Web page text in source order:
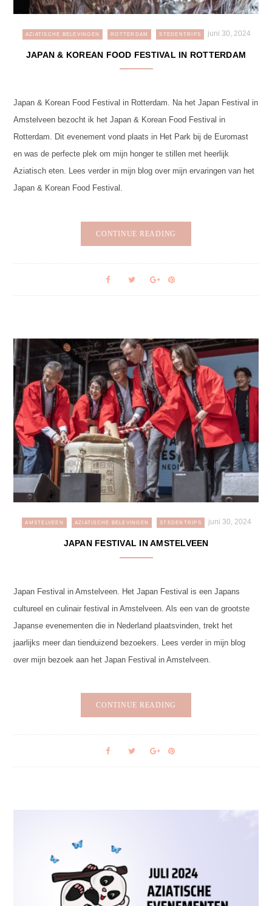
AZIATISCHE BELEVINGEN ROTTERDAM STEDENTRIPS juni 30, 2024
JAPAN & KOREAN FOOD FESTIVAL IN ROTTERDAM
Japan & Korean Food Festival in Rotterdam. Na het Japan Festival in
Amstelveen bezocht ik het Japan & Korean Food Festival in
Rotterdam. Dit evenement vond plaats in Het Park bij de Euromast
en was de perfecte plek om mijn honger te stillen met heerlijk
Aziatisch eten. Lees verder in mijn blog over mijn ervaringen van het
Japan & Korean Food Festival.
CONTINUE READING
AMSTELVEEN AZIATISCHE BELEVINGEN STEDENTRIPS juni 30, 2024
JAPAN FESTIVAL IN AMSTELVEEN
Japan Festival in Amstelveen. Het Japan Festival is een Japans
cultureel en culinair festival in Amstelveen. Als een van de grootste
Japanse evenementen die in Nederland plaatsvinden, trekt het
jaarlijks meer dan tienduizend bezoekers. Lees verder in mijn blog
over mijn bezoek aan het Japan Festival in Amstelveen.
CONTINUE READING